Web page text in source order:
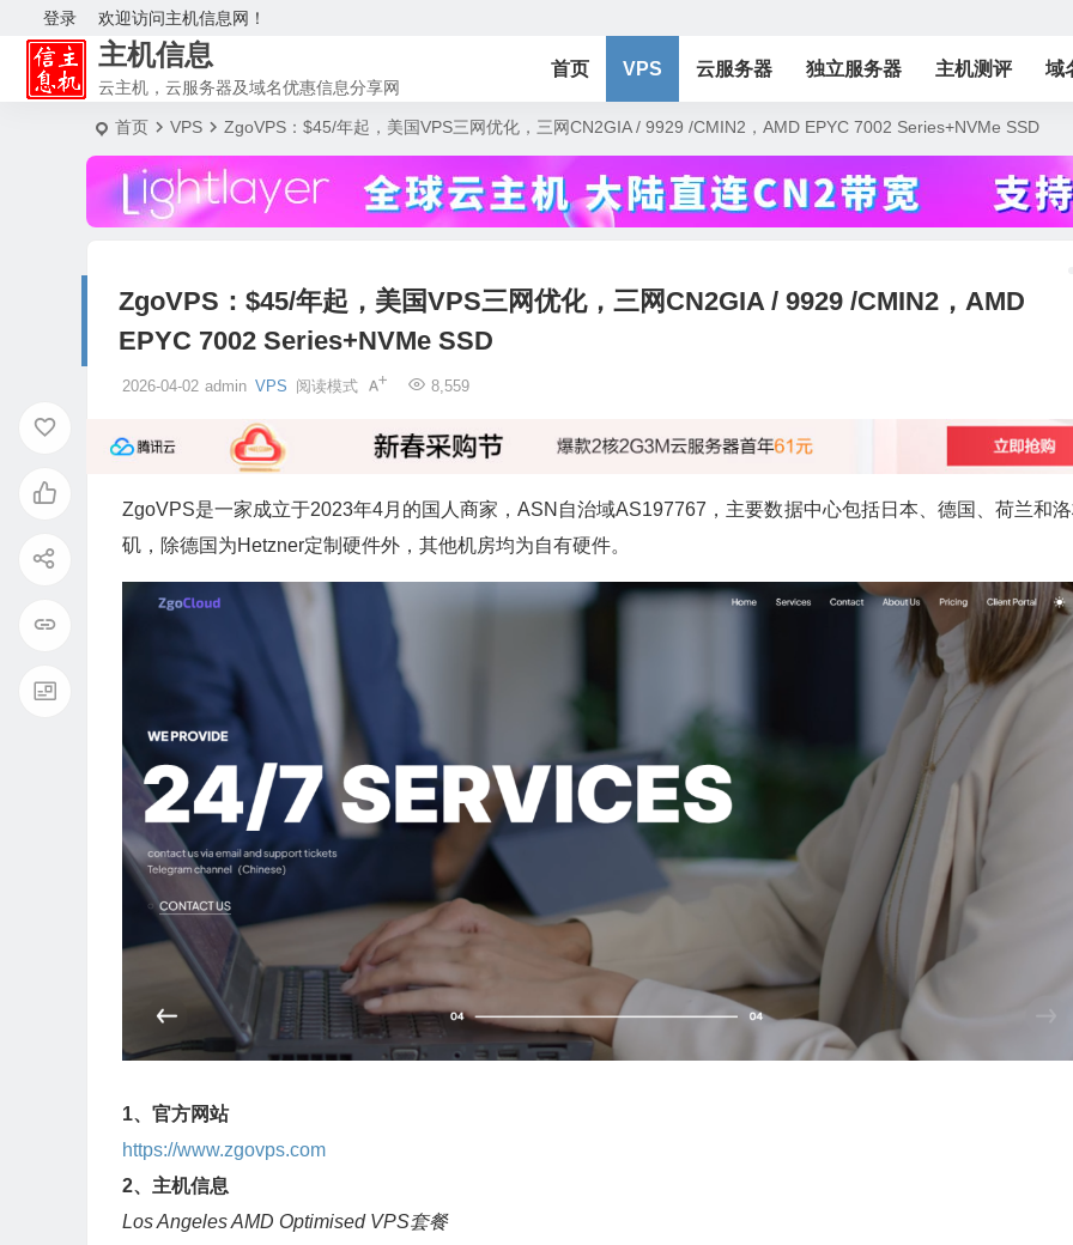
欢迎访问主机信息网！
登录
主机信息
云主机，云服务器及域名优惠信息分享网
首页 VPS 云服务器 独立服务器 主机测评 域
首页 VPS ZgoVPS：$45/年起，美国VPS三网优化，三网CN2GIA / 9929 /CMIN2，AMD EPYC 7002 Series+NVMe SSD
ZgoVPS：$45/年起，美国VPS三网优化，三网CN2GIA / 9929 /CMIN2，AMD
EPYC 7002 Series+NVMe SSD
2026-04-02 admin VPS 8,559
阅读模式
ZgoVPS是一家成立于2023年4月的国人商家，ASN自治域AS197767，主要数据中心包括日本、德国、荷兰和
矶，除德国为Hetzner定制硬件外，其他机房均为自有硬件。
1、官方网站
https://www.zgovps.com
2、主机信息
Los Angeles AMD Optimised VPS套餐